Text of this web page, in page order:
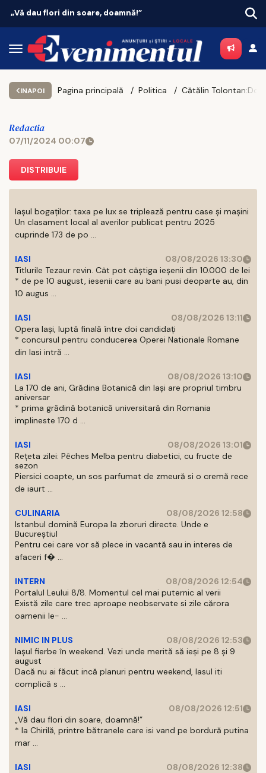
„Vă dau flori din soare, doamnă!”
INAPOI Pagina principală Politica
Redactia
07/11/2024 00:07
DISTRIBUIE
Iașul bogaților: taxa pe lux se triplează pentru case și mașini
Un clasament local al averilor publicat pentru 2025
cuprinde 173 de po ...
IASI
08/08/2026 13:30
Titlurile Tezaur revin. Cât pot câștiga ieșenii din 10.000 de lei
* de pe 10 august, iesenii care au bani pusi deoparte au, din
10 augus ...
IASI
08/08/2026 13:11
Opera Iași, luptă finală între doi candidați
* concursul pentru conducerea Operei Nationale Romane
din Iasi intră ...
IASI
08/08/2026 13:10
La 170 de ani, Grădina Botanică din Iași are propriul timbru
aniversar
* prima grădină botanică universitară din Romania
implineste 170 d ...
IASI
08/08/2026 13:01
Rețeta zilei: Pêches Melba pentru diabetici, cu fructe de
sezon
Piersici coapte, un sos parfumat de zmeură si o cremă rece
de iaurt ...
CULINARIA
08/08/2026 12:58
Istanbul domină Europa la zboruri directe. Unde e
Bucureștiul
Pentru cei care vor să plece in vacantă sau in interes de
afaceri f� ...
INTERN
08/08/2026 12:54
Portalul Leului 8/8. Momentul cel mai puternic al verii
Există zile care trec aproape neobservate si zile cărora
oamenii le- ...
NIMIC IN PLUS
08/08/2026 12:53
Iașul fierbe în weekend. Vezi unde merită să ieși pe 8 și 9
august
Dacă nu ai făcut incă planuri pentru weekend, Iasul iti
complică s ...
IASI
08/08/2026 12:51
„Vă dau flori din soare, doamnă!”
* la Chirilă, printre bătranele care isi vand pe bordură putina
mar ...
IASI
08/08/2026 12:38